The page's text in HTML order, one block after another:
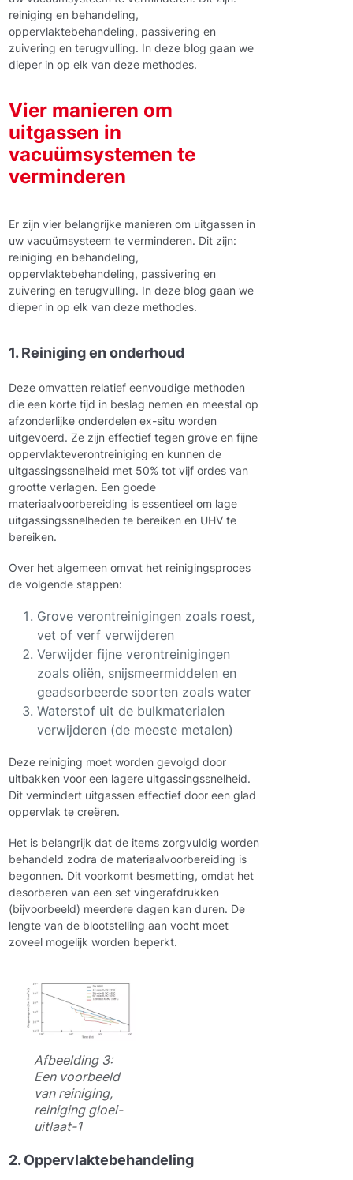
reiniging en behandeling,
oppervlaktebehandeling, passivering en
zuivering en terugvulling. In deze blog gaan we
dieper in op elk van deze methodes.
Vier manieren om
uitgassen in
vacuümsystemen te
verminderen
Er zijn vier belangrijke manieren om uitgassen in
uw vacuümsysteem te verminderen. Dit zijn:
reiniging en behandeling,
oppervlaktebehandeling, passivering en
zuivering en terugvulling. In deze blog gaan we
dieper in op elk van deze methodes.
1. Reiniging en onderhoud
Deze omvatten relatief eenvoudige methoden
die een korte tijd in beslag nemen en meestal op
afzonderlijke onderdelen ex-situ worden
uitgevoerd. Ze zijn effectief tegen grove en fijne
oppervlakteverontreiniging en kunnen de
uitgassingssnelheid met 50% tot vijf ordes van
grootte verlagen. Een goede
materiaalvoorbereiding is essentieel om lage
uitgassingssnelheden te bereiken en UHV te
bereiken.
Over het algemeen omvat het reinigingsproces
de volgende stappen:
Grove verontreinigingen zoals roest,
vet of verf verwijderen
Verwijder fijne verontreinigingen
zoals oliën, snijsmeermiddelen en
geadsorbeerde soorten zoals water
Waterstof uit de bulkmaterialen
verwijderen (de meeste metalen)
Deze reiniging moet worden gevolgd door
uitbakken voor een lagere uitgassingssnelheid.
Dit vermindert uitgassen effectief door een glad
oppervlak te creëren.
Het is belangrijk dat de items zorgvuldig worden
behandeld zodra de materiaalvoorbereiding is
begonnen. Dit voorkomt besmetting, omdat het
desorberen van een set vingerafdrukken
(bijvoorbeeld) meerdere dagen kan duren. De
lengte van de blootstelling aan vocht moet
zoveel mogelijk worden beperkt.
Afbeelding 3:
Een voorbeeld
van reiniging,
reiniging gloei-
uitlaat-1
2. Oppervlaktebehandeling